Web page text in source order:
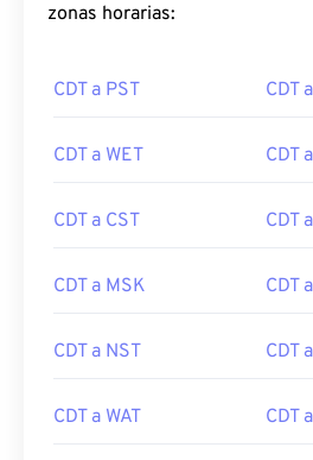
zonas horarias:
CDT a PST CDT
CDT a WET CDT
CDT a CST CDT
CDT a MSK CDT
CDT a NST CDT
CDT a WAT CDT